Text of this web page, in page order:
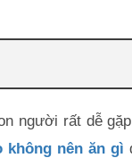
người rất dễ
không nên ăn gì